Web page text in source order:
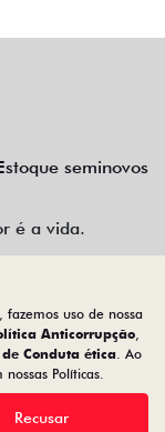
seminovos
é a vida.
Reservados.
fazemos uso de nossa
Anticorrupção,
Conduta ética. Ao
Políticas.
Recusar